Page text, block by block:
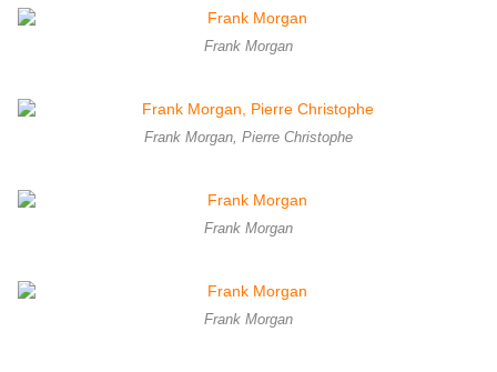
Frank Morgan
Frank Morgan, Pierre Christophe
Frank Morgan
Frank Morgan